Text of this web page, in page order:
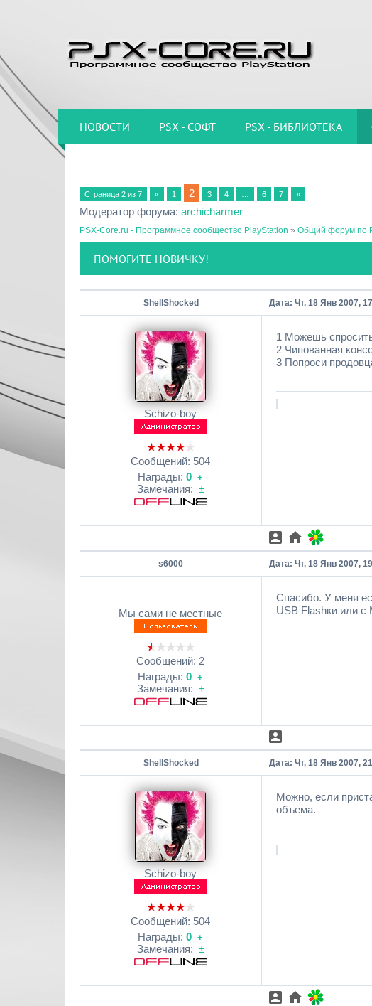
НОВОСТИ PSX - СОФТ PSX - БИБЛИОТЕКА
Страница 2 из 7 « 1 2 3 4 6 7 »
Модератор форума: archicharmer
PSX-Core.ru - Программное сообщество PlayStation » Общий форум по
ПОМОГИТЕ НОВИЧКУ!
ShellShocked Дата: Чт, 18 Янв 2007,
Schizo-boy
Сообщений: 504
Награды: 0 +
Замечания: ±
1 Можешь
2 Чипованная
3 Попроси
s6000 Дата: Чт, 18 Янв 2007,
Мы сами не местные
Сообщений: 2
Награды: 0 +
Замечания: ±
Спасибо. У меня
USB Flashки или с
ShellShocked Дата: Чт, 18 Янв 2007,
Schizo-boy
Сообщений: 504
Награды: 0 +
Замечания: ±
Можно, если
объема.